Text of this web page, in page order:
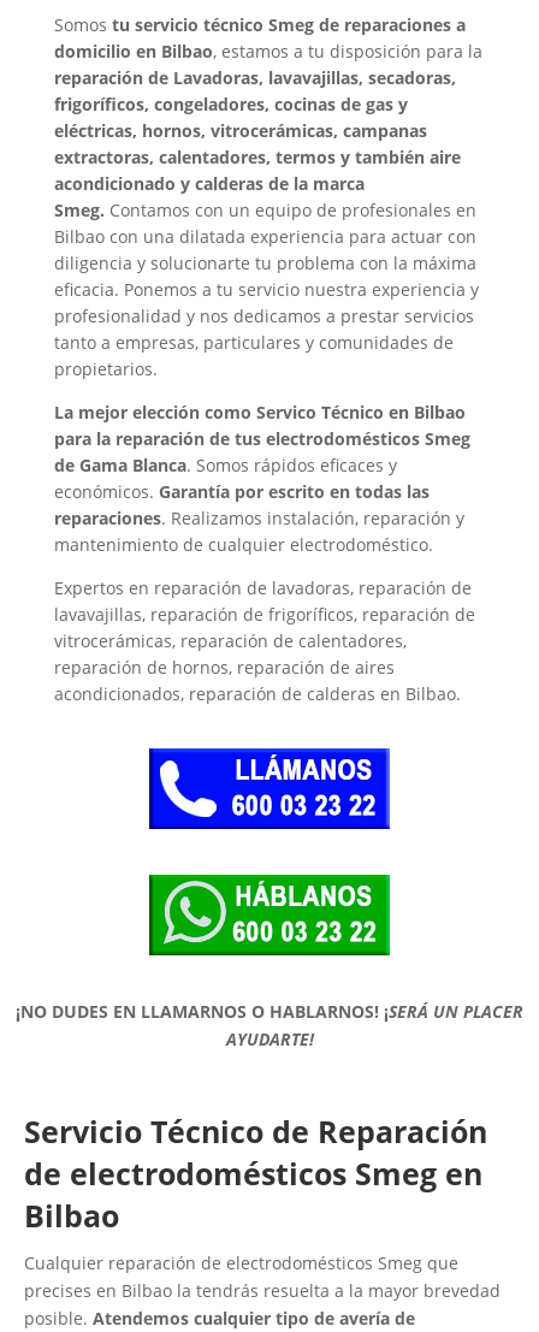
Somos tu servicio técnico Smeg de reparaciones a
domicilio en Bilbao, estamos a tu disposición para la
reparación de Lavadoras, lavavajillas, secadoras,
frigoríficos, congeladores, cocinas de gas y
eléctricas, hornos, vitrocerámicas, campanas
extractoras, calentadores, termos y también aire
acondicionado y calderas de la marca
Smeg. Contamos con un equipo de profesionales en
Bilbao con una dilatada experiencia para actuar con
diligencia y solucionarte tu problema con la máxima
eficacia. Ponemos a tu servicio nuestra experiencia y
profesionalidad y nos dedicamos a prestar servicios
tanto a empresas, particulares y comunidades de
propietarios.
La mejor elección como Servico Técnico en Bilbao
para la reparación de tus electrodomésticos Smeg
de Gama Blanca. Somos rápidos eficaces y
económicos. Garantía por escrito en todas las
reparaciones. Realizamos instalación, reparación y
mantenimiento de cualquier electrodoméstico.
Expertos en reparación de lavadoras, reparación de
lavavajillas, reparación de frigoríficos, reparación de
vitrocerámicas, reparación de calentadores,
reparación de hornos, reparación de aires
acondicionados, reparación de calderas en Bilbao.
¡NO DUDES EN LLAMARNOS O HABLARNOS! ¡SERÁ UN PLACER
AYUDARTE!
Servicio Técnico de Reparación
de electrodomésticos Smeg en
Bilbao
Cualquier reparación de electrodomésticos Smeg que
precises en Bilbao la tendrás resuelta a la mayor brevedad
posible. Atendemos cualquier tipo de avería de